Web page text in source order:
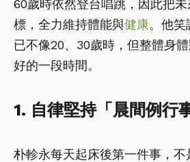
60歲時依然登台唱跳，因此把
標，全力維持體能與健康。他笑
已不像20、30歲時，但整體身
好的一段時間。
1. 自律堅持「晨間例行
朴軫永每天起床後第一件事，不